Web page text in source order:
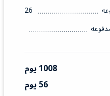
26
1008 يوم
56 يوم